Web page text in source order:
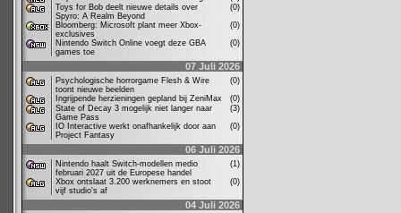
Toys for Bob deelt nieuwe details over
Spyro: A Realm Beyond
(0)
Bloomberg: Microsoft plant meer Xbox-
exclusives
(0)
Nintendo Switch Online voegt deze GBA
games toe
(0)
07 Juli 2026
Psychologische horrorgame Flesh & Wire
toont nieuwe beelden
(0)
Ingrijpende herzieningen gepland bij ZeniMax
(0)
State of Decay 3 mogelijk niet langer naar
Game Pass
(3)
IO Interactive werkt onafhankelijk door aan
Project Fantasy
(0)
06 Juli 2026
Nintendo haalt Switch-modellen medio
februari 2027 uit de Europese handel
(1)
Xbox ontslaat 3.200 werknemers en stoot
vijf studio's af
(0)
04 Juli 2026